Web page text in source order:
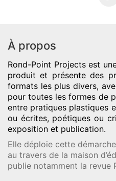
À propos
Rond-Point Projectsest
produit et présente des
formats les plus divers,
pour toutes les formes de
entre pratiques plastiques
ou écrites, poétiques ou
exposition et publication.
Elle déploie cette
au travers de la maison
publie notamment la revue